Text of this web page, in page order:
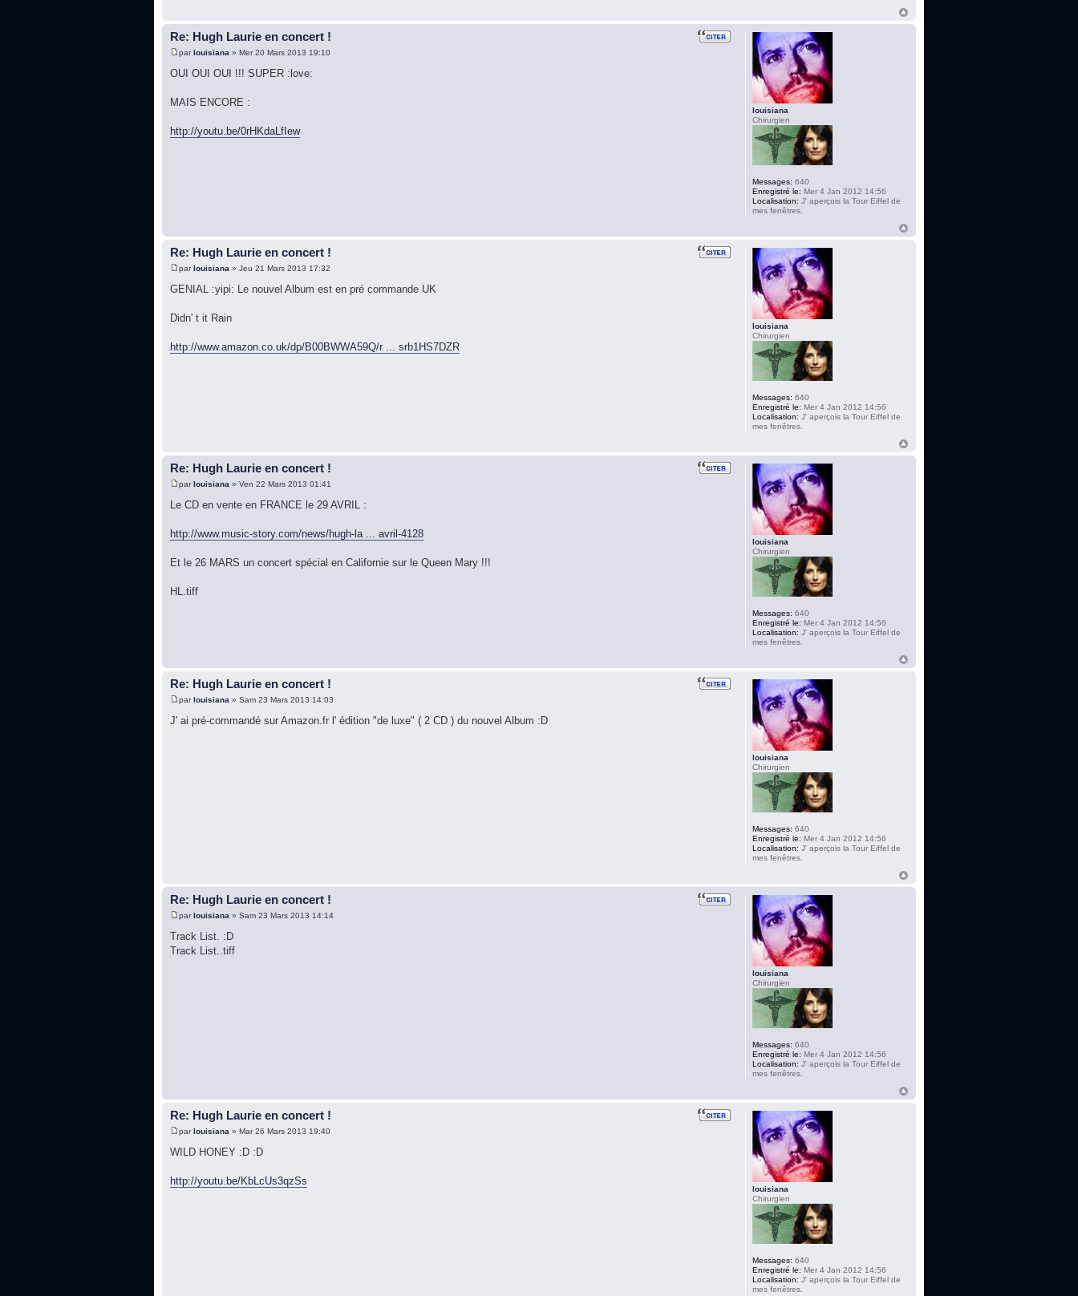
Re: Hugh Laurie en concert !
parlouisiana » Mer 20 Mars 2013 19:10
OUI OUI OUI !!! SUPER :love:
MAIS ENCORE :
http://youtu.be/0rHKdaLfIew
louisiana
Chirurgien
Messages: 640
Enregistré le: Mer 4 Jan 2012 14:56
Localisation: J' aperçois la Tour Eiffel de
mes fenêtres.
Re: Hugh Laurie en concert !
parlouisiana » Jeu 21 Mars 2013 17:32
GENIAL :yipi: Le nouvel Album est en pré commande UK
Didn' t it Rain
http://www.amazon.co.uk/dp/B00BWWA59Q/r ... srb1HS7DZR
louisiana
Chirurgien
Messages: 640
Enregistré le: Mer 4 Jan 2012 14:56
Localisation: J' aperçois la Tour Eiffel de
mes fenêtres.
Re: Hugh Laurie en concert !
parlouisiana » Ven 22 Mars 2013 01:41
Le CD en vente en FRANCE le 29 AVRIL :
http://www.music-story.com/news/hugh-la ... avril-4128
Et le 26 MARS un concert spécial en Californie sur le Queen Mary !!!
HL.tiff
louisiana
Chirurgien
Messages: 640
Enregistré le: Mer 4 Jan 2012 14:56
Localisation: J' aperçois la Tour Eiffel de
mes fenêtres.
Re: Hugh Laurie en concert !
parlouisiana » Sam 23 Mars 2013 14:03
J' ai pré-commandé sur Amazon.fr l' édition "de luxe" ( 2 CD ) du nouvel Album :D
louisiana
Chirurgien
Messages: 640
Enregistré le: Mer 4 Jan 2012 14:56
Localisation: J' aperçois la Tour Eiffel de
mes fenêtres.
Re: Hugh Laurie en concert !
parlouisiana » Sam 23 Mars 2013 14:14
Track List. :D
Track List..tiff
louisiana
Chirurgien
Messages: 640
Enregistré le: Mer 4 Jan 2012 14:56
Localisation: J' aperçois la Tour Eiffel de
mes fenêtres.
Re: Hugh Laurie en concert !
parlouisiana » Mar 26 Mars 2013 19:40
WILD HONEY :D :D
http://youtu.be/KbLcUs3qzSs
louisiana
Chirurgien
Messages: 640
Enregistré le: Mer 4 Jan 2012 14:56
Localisation: J' aperçois la Tour Eiffel de
mes fenêtres.